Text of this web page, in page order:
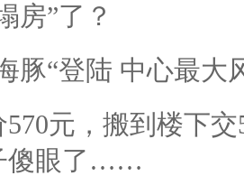
房”了？
豚“登陆 中心最大
元，搬到楼下
傻眼了……